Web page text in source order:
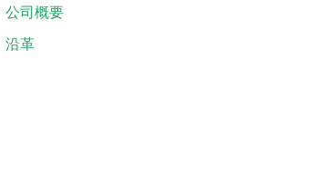
公司概要
沿革